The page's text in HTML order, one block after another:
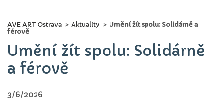
AVE ART Ostrava > Aktuality > Umění žít spolu: Solidárně a
férově
Umění žít spolu: Solidárně
a férově
3/6/2026